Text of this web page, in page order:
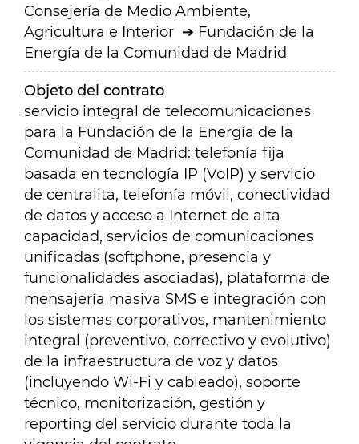
Consejería de Medio Ambiente,
Agricultura e Interior
Fundación de la
Energía de la Comunidad de Madrid
Objeto del contrato
servicio integral de telecomunicaciones
para la Fundación de la Energía de la
Comunidad de Madrid: telefonía fija
basada en tecnología IP (VoIP) y servicio
de centralita, telefonía móvil, conectividad
de datos y acceso a Internet de alta
capacidad, servicios de comunicaciones
unificadas (softphone, presencia y
funcionalidades asociadas), plataforma de
mensajería masiva SMS e integración con
los sistemas corporativos, mantenimiento
integral (preventivo, correctivo y evolutivo)
de la infraestructura de voz y datos
(incluyendo Wi-Fi y cableado), soporte
técnico, monitorización, gestión y
reporting del servicio durante toda la